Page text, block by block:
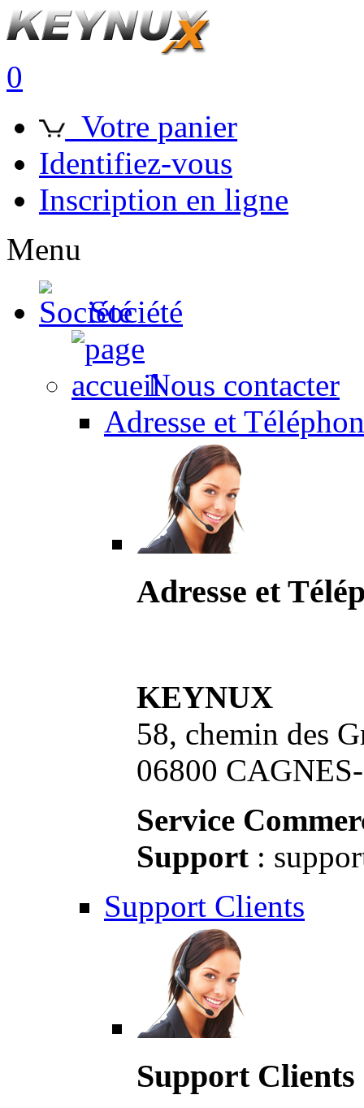
0
Votre panier
Identifiez-vous
Inscription en ligne
Menu
Société
Nous contacter
Adresse et
Adresse et
KEYNUX
58, chemin des
06800
Service
Support :
Support Clients
Support Clients